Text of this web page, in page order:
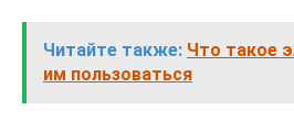
Читайте также: Что такое
им пользоваться